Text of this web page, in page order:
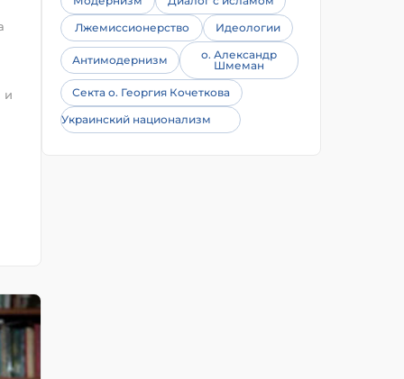
и
Лжемиссионерство
Идеологии
Антимодернизм
о. Александр
Шмеман
Секта о. Георгия Кочеткова
Украинский национализм